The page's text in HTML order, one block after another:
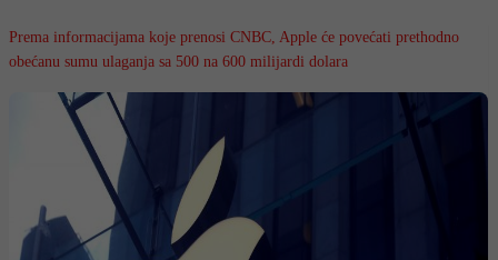
Prema informacijama koje prenosi CNBC, Apple će povećati prethodno
obećanu sumu ulaganja sa 500 na 600 milijardi dolara